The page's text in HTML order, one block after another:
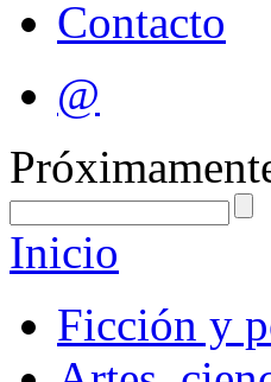
Contacto
@
Inicio
Ficción y